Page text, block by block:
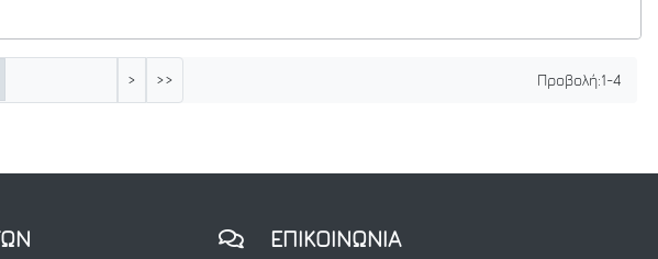
> >> Προβολή:1-4
ΕΠΙΚΟΙΝΩΝΙΑ